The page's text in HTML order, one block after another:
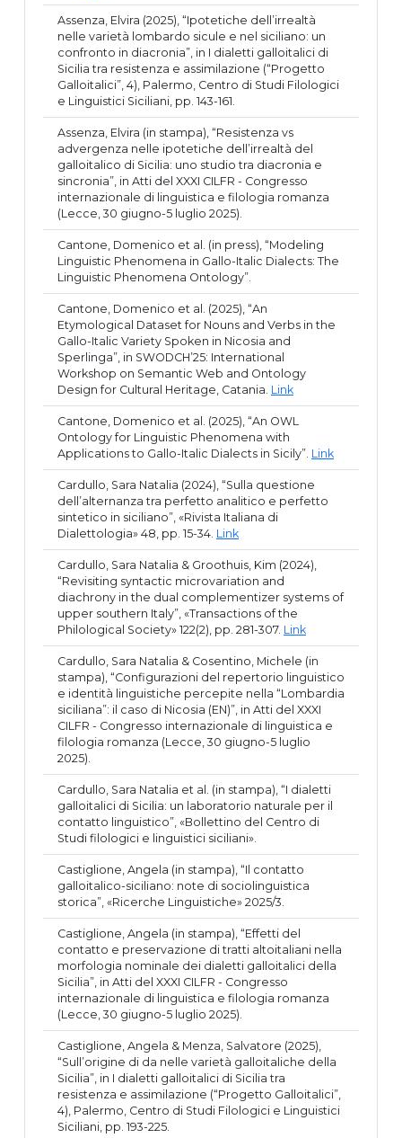
Assenza, Elvira (2025), “Ipotetiche dell’irrealtà
nelle varietà lombardo sicule e nel siciliano: un
confronto in diacronia”, in I dialetti galloitalici di
Sicilia tra resistenza e assimilazione (“Progetto
Galloitalici”, 4), Palermo, Centro di Studi Filologici
e Linguistici Siciliani, pp. 143-161.
Assenza, Elvira (in stampa), “Resistenza vs
advergenza nelle ipotetiche dell’irrealtà del
galloitalico di Sicilia: uno studio tra diacronia e
sincronia”, in Atti del XXXI CILFR - Congresso
internazionale di linguistica e filologia romanza
(Lecce, 30 giugno-5 luglio 2025).
Cantone, Domenico et al. (in press), “Modeling
Linguistic Phenomena in Gallo-Italic Dialects: The
Linguistic Phenomena Ontology”.
Cantone, Domenico et al. (2025), “An
Etymological Dataset for Nouns and Verbs in the
Gallo-Italic Variety Spoken in Nicosia and
Sperlinga”, in SWODCH’25: International
Workshop on Semantic Web and Ontology
Design for Cultural Heritage, Catania. Link
Cantone, Domenico et al. (2025), “An OWL
Ontology for Linguistic Phenomena with
Applications to Gallo-Italic Dialects in Sicily”. Link
Cardullo, Sara Natalia (2024), “Sulla questione
dell’alternanza tra perfetto analitico e perfetto
sintetico in siciliano”, «Rivista Italiana di
Dialettologia» 48, pp. 15-34. Link
Cardullo, Sara Natalia & Groothuis, Kim (2024),
“Revisiting syntactic microvariation and
diachrony in the dual complementizer systems of
upper southern Italy”, «Transactions of the
Philological Society» 122(2), pp. 281-307. Link
Cardullo, Sara Natalia & Cosentino, Michele (in
stampa), “Configurazioni del repertorio linguistico
e identità linguistiche percepite nella “Lombardia
siciliana”: il caso di Nicosia (EN)”, in Atti del XXXI
CILFR - Congresso internazionale di linguistica e
filologia romanza (Lecce, 30 giugno-5 luglio
2025).
Cardullo, Sara Natalia et al. (in stampa), “I dialetti
galloitalici di Sicilia: un laboratorio naturale per il
contatto linguistico”, «Bollettino del Centro di
Studi filologici e linguistici siciliani».
Castiglione, Angela (in stampa), “Il contatto
galloitalico-siciliano: note di sociolinguistica
storica”, «Ricerche Linguistiche» 2025/3.
Castiglione, Angela (in stampa), “Effetti del
contatto e preservazione di tratti altoitaliani nella
morfologia nominale dei dialetti galloitalici della
Sicilia”, in Atti del XXXI CILFR - Congresso
internazionale di linguistica e filologia romanza
(Lecce, 30 giugno-5 luglio 2025).
Castiglione, Angela & Menza, Salvatore (2025),
“Sull’origine di da nelle varietà galloitaliche della
Sicilia”, in I dialetti galloitalici di Sicilia tra
resistenza e assimilazione (“Progetto Galloitalici”,
4), Palermo, Centro di Studi Filologici e Linguistici
Siciliani, pp. 193-225.